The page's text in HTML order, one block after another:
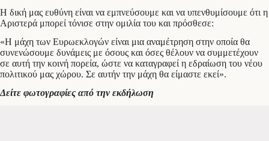
Η δική μας ευθύνη είναι να εμπνεύσουμε και να υπενθυμίσουμε ότι η
Αριστερά μπορεί τόνισε στην ομιλία του και πρόσθεσε:
«Η μάχη των Ευρωεκλογών είναι μια αναμέτρηση στην οποία θα
συνενώσουμε δυνάμεις με όσους και όσες θέλουν να συμμετέχουν
σε αυτή την κοινή πορεία, ώστε να καταγραφεί η εδραίωση του νέου
πολιτικού μας χώρου. Σε αυτήν την μάχη θα είμαστε εκεί».
Δείτε φωτογραφίες από την εκδήλωση